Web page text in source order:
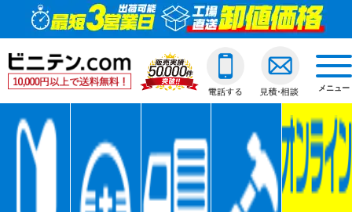
メニュー
ビニールカーテン 透明ビニールカーテン
糸入ビニールカーテン
ターポリンビニール
パワーシートビニー
ターポリンメッシュ
不燃ターポリンビニ
ジャバラビニールカーテン
透明ジャバラビニー
糸入りジャバラビニ
ターポリンジャバラ
コンビネーションジ
不燃ターポリンジャ
戻る
のれんカーテン式
のれんカーテン式ビ
のれんカーテン可動
戻る
ロールスクリーン
透明ロールスクリーン
透明糸入りロールス
ターポリンロールス
不燃ターポリンロー
透明電動ロールスク
糸入透明電動ロール
アコーディオンドア
透明アコーディオン
糸入アコーディオン
ターポリンアコーデ
不燃ターポリンアコ
戻る
ネットカーテン網
ネットカーテン/網
戻る
D30スチール製
D30アルミ製
D30ステンレス製
D30隙間シートレール
D40スチール製
D40アルミ製
間仕切ポールスリム
間仕切ポール押さえ
間仕切ポールHGタイ
間仕切ポールXGタイ
間仕切ポールネット用
戻る
透明ビニールカバー
糸入りビニールカバー
合繊帆布ビニールカ
パワーシートビニー
ターポリンビニール
オプション加工
透明ビニールシート
糸入りビニールシート
合繊帆布ビニールシ
パワーシートビニー
ターポリンビニール
オプション加工
透明フィルム原反・
糸入フィルム原反・
ターポリン原反・カ
帯電防止ターポリン
ターポリンメッシュ
パワーシート原反・
ご利用ガイド
他社との違い
ご注文の流れ
送料・配送方法
各種納期